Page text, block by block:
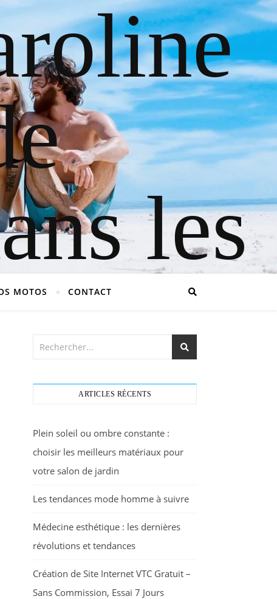
les
MOTOS CONTACT
ARTICLES RÉCENTS
Plein soleil ou ombre constante :
choisir les meilleurs matériaux pour
votre salon de jardin
Les tendances mode homme à suivre
Médecine esthétique : les dernières
révolutions et tendances
Création de Site Internet VTC Gratuit –
Sans Commission, Essai 7 Jours